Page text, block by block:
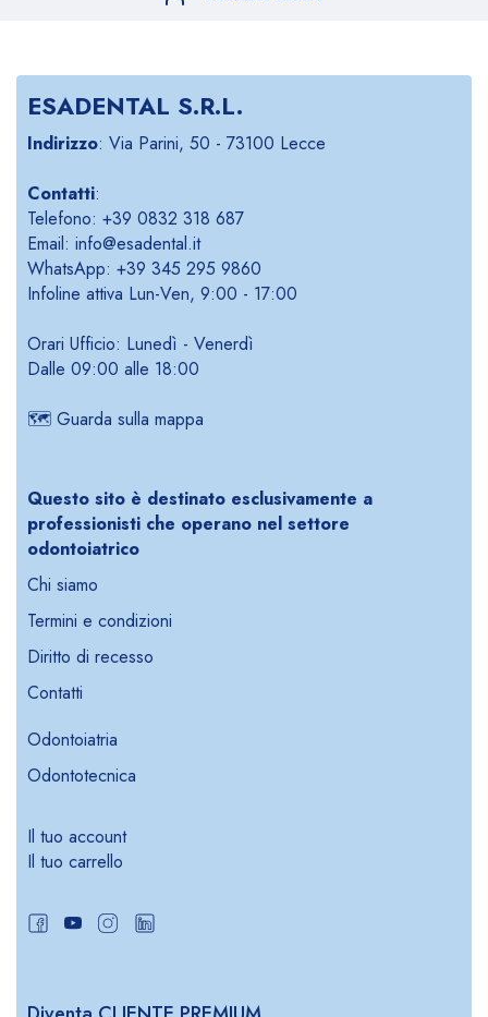
ESADENTAL S.R.L.
Indirizzo: Via Parini, 50 - 73100 Lecce
Contatti:
Telefono: +39 0832 318 687
Email: info@esadental.it
WhatsApp: +39 345 295 9860
Infoline attiva Lun-Ven, 9:00 - 17:00
Orari Ufficio: Lunedì - Venerdì
Dalle 09:00 alle 18:00
🗺️ Guarda sulla mappa
Questo sito è destinato esclusivamente a
professionisti che operano nel settore
odontoiatrico
Chi siamo
Termini e condizioni
Diritto di recesso
Contatti
Odontoiatria
Odontotecnica
Il tuo account
Il tuo carrello